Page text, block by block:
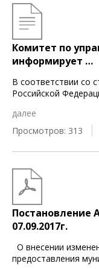
Комитет по
информирует …
В соответствии со
Российской
далее
Просмотров: 313
Постановление
07.09.2017г.
О внесении
предоставления